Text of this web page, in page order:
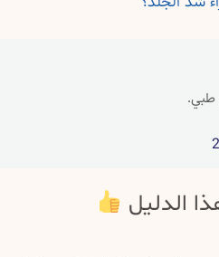
طبي.
الدليل